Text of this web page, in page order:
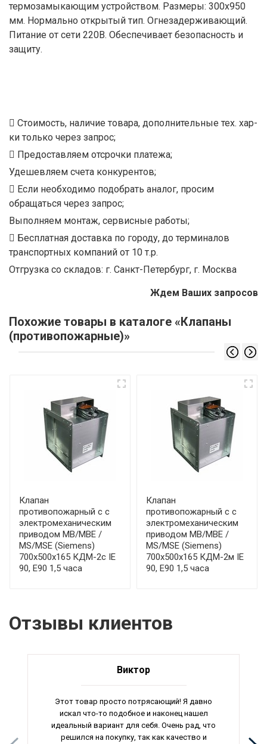
термозамыкающим устройством. Размеры: 300х950
мм. Нормально открытый тип. Огнезадерживающий.
Питание от сети 220В. Обеспечивает безопасность и
защиту.
Стоимость, наличие товара, дополнительные тех. хар-
ки только через запрос;
Предоставляем отсрочки платежа;
Удешевляем счета конкурентов;
Если необходимо подобрать аналог, просим
обращаться через запрос;
Выполняем монтаж, сервисные работы;
Бесплатная доставка по городу, до терминалов
транспортных компаний от 10 т.р.
Отгрузка со складов: г. Санкт-Петербург, г. Москва
Ждем Ваших запросов
Похожие товары в каталоге «Клапаны
(противопожарные)»
Клапан
противопожарный с с
электромеханическим
приводом МВ/МВЕ /
MS/MSE (Siemens)
700x500x165 КДМ-2с IE
90, E90 1,5 часа
Клапан
противопожарный с с
электромеханическим
приводом МВ/МВЕ /
MS/MSE (Siemens)
700x500x165 КДМ-2м IE
90, E90 1,5 часа
Отзывы клиентов
Виктор
Этот товар просто потрясающий! Я давно
искал что-то подобное и наконец нашел
идеальный вариант для себя. Очень рад, что
решился на покупку, так как качество и